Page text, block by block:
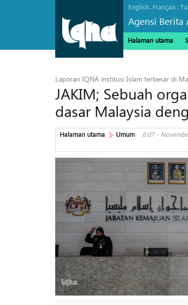
English. Français.
Agensi Berita
Halaman utama
Laporan IQNA institusi Islam terbesar di
JAKIM; Sebuah
dasar Malaysia
Halaman utama Umum 6:07 -